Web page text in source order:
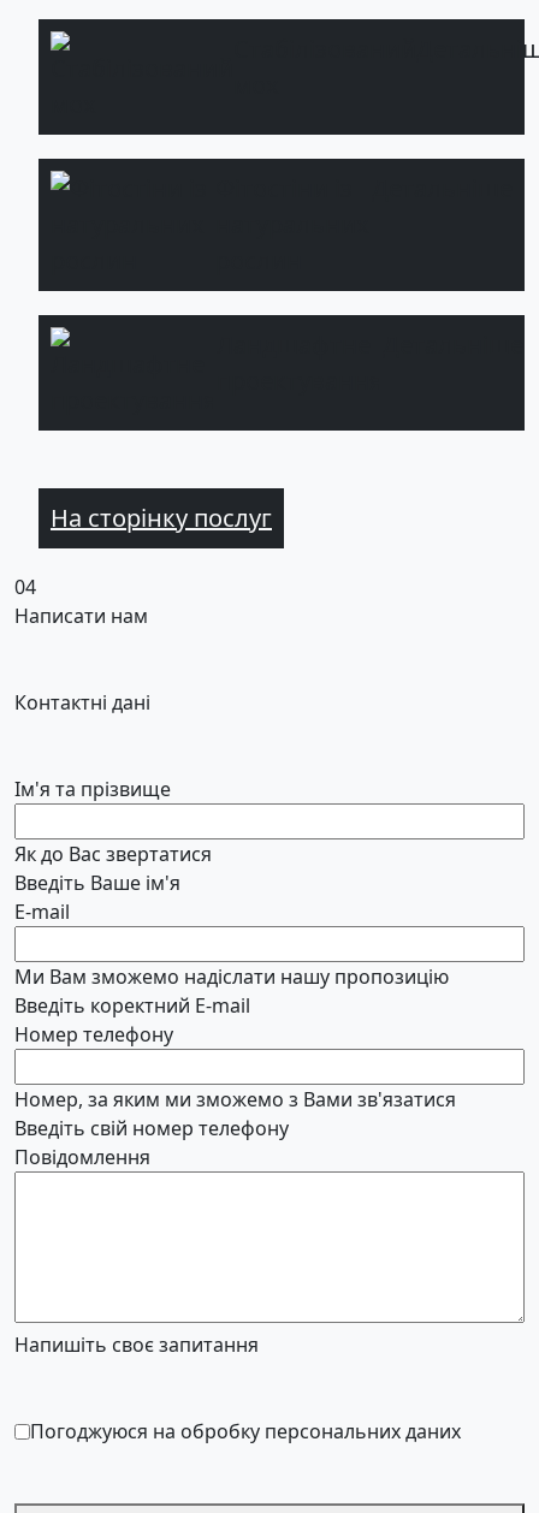
На сторінку послуг
04
Написати нам
Контактні дані
Ім'я та прізвище
Як до Вас звертатися
Введіть Ваше ім'я
E-mail
Ми Вам зможемо надіслати нашу пропозицію
Введіть коректний E-mail
Номер телефону
Номер, за яким ми зможемо з Вами зв'язатися
Введіть свій номер телефону
Повідомлення
Напишіть своє запитання
Погоджуюся на обробку персональних даних